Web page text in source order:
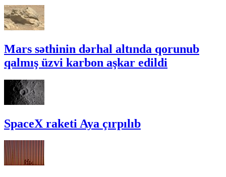
Mars səthinin dərhal altında qorunub
qalmış üzvi karbon aşkar edildi
SpaceX raketi Aya çırpılıb